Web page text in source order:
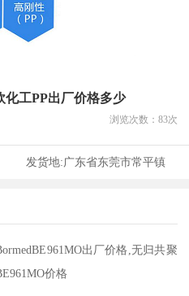
化工PP出厂价格多少
浏览次数： 83次
发货地:广东省东莞市常平镇
出厂价格,无归共聚
价格